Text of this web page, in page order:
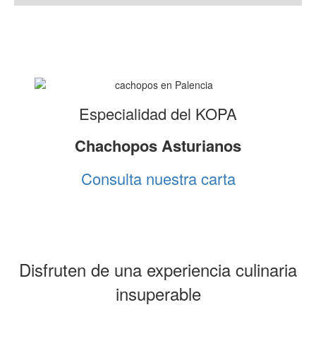
Especialidad del KOPA
Chachopos Asturianos
Consulta nuestra carta
Disfruten de una experiencia culinaria
insuperable